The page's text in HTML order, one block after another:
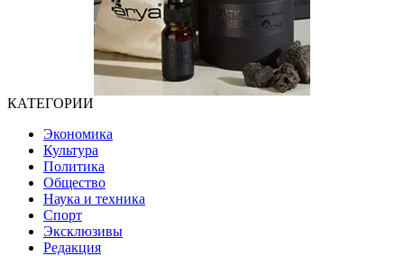
КАТЕГОРИИ
Экономика
Культура
Политика
Общество
Наука и техника
Спорт
Эксклюзивы
Редакция